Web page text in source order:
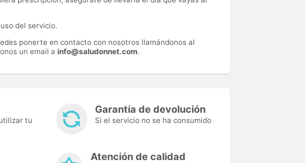
del servicio.
ponerte en contacto con nosotros llamándonos al
un email a info@saludonnet.com.
tu
Garantía de devolución
Si el servicio no se ha consumido
Atención de calidad